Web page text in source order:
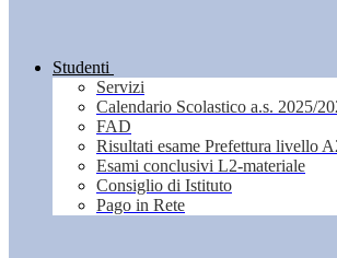
Studenti
Servizi
Calendario Scolastico a.s. 2025/
FAD
Risultati esame Prefettura livello
Esami conclusivi L2-materiale
Consiglio di Istituto
Pago in Rete